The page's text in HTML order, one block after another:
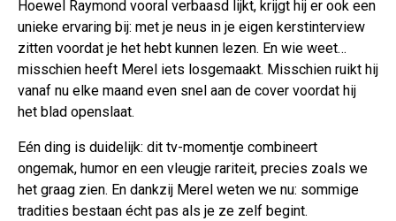
Hoewel Raymond vooral verbaasd lijkt, krijgt hij er ook een
unieke ervaring bij: met je neus in je eigen kerstinterview
zitten voordat je het hebt kunnen lezen. En wie weet…
misschien heeft Merel iets losgemaakt. Misschien ruikt hij
vanaf nu elke maand even snel aan de cover voordat hij
het blad openslaat.
Eén ding is duidelijk: dit tv-momentje combineert
ongemak, humor en een vleugje rariteit, precies zoals we
het graag zien. En dankzij Merel weten we nu: sommige
tradities bestaan écht pas als je ze zelf begint.